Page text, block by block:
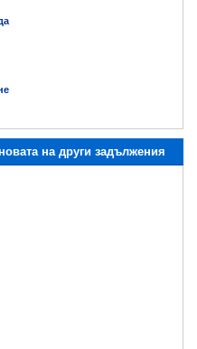
на други задължения